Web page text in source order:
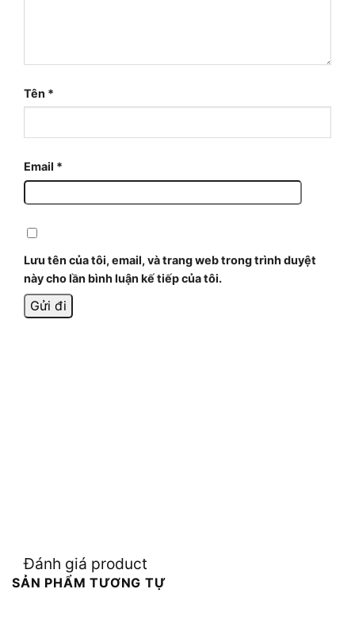
Tên *
Email *
Lưu tên của tôi, email, và trang web trong trình duyệt
này cho lần bình luận kế tiếp của tôi.
Đánh giá product
SẢN PHẨM TƯƠNG TỰ